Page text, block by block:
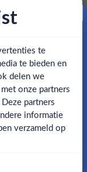
het aroma
Company
te
te bieden en
delen we
onze partners
partners
informatie
verzameld op
op je eerste